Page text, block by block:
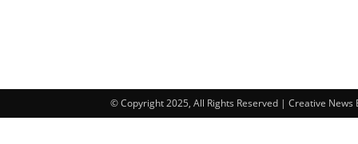
© Copyright 2025, All Rights Reserved | Creative News